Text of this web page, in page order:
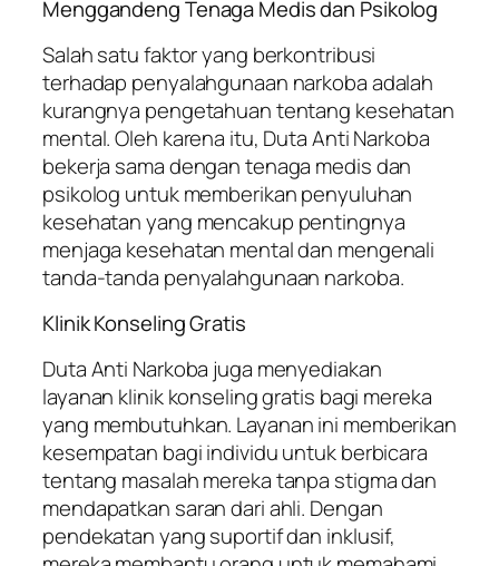
Menggandeng Tenaga Medis dan Psikolog
Salah satu faktor yang berkontribusi
terhadap penyalahgunaan narkoba adalah
kurangnya pengetahuan tentang kesehatan
mental. Oleh karena itu, Duta Anti Narkoba
bekerja sama dengan tenaga medis dan
psikolog untuk memberikan penyuluhan
kesehatan yang mencakup pentingnya
menjaga kesehatan mental dan mengenali
tanda-tanda penyalahgunaan narkoba.
Klinik Konseling Gratis
Duta Anti Narkoba juga menyediakan
layanan klinik konseling gratis bagi mereka
yang membutuhkan. Layanan ini memberikan
kesempatan bagi individu untuk berbicara
tentang masalah mereka tanpa stigma dan
mendapatkan saran dari ahli. Dengan
pendekatan yang suportif dan inklusif,